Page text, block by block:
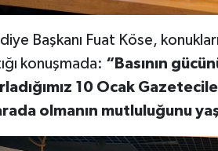
Başkanı Fuat Köse,
konuşmada: “Basının
10 Ocak
olmanın mutluluğunu